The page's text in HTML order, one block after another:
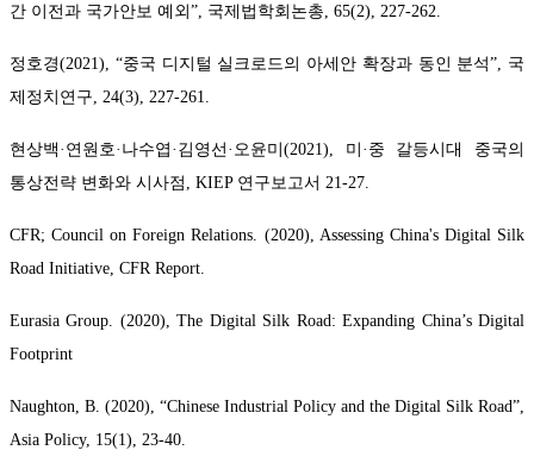
간 이전과 국가안보 예외”, 국제법학회논총, 65(2), 227-262.
정호경(2021), “중국 디지털 실크로드의 아세안 확장과 동인 분석”, 국
제정치연구, 24(3), 227-261.
현상백·연원호·나수엽·김영선·오윤미(2021), 미·중 갈등시대 중국의
통상전략 변화와 시사점, KIEP 연구보고서 21-27.
CFR; Council on Foreign Relations. (2020), Assessing China's Digital Silk
Road Initiative, CFR Report.
Eurasia Group. (2020), The Digital Silk Road: Expanding China’s Digital
Footprint
Naughton, B. (2020), “Chinese Industrial Policy and the Digital Silk Road”,
Asia Policy, 15(1), 23-40.